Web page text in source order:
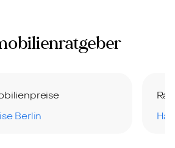
Berlin